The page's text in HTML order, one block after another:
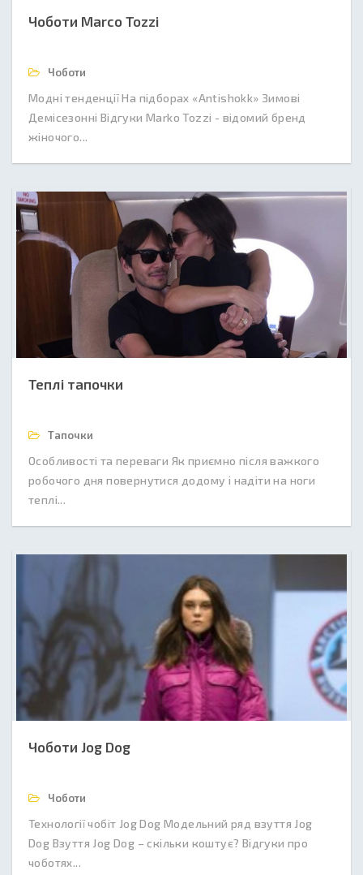
Чоботи Marco Tozzi
Чоботи
Модні тенденції На підборах «Antishokk» Зимові
Демісезонні Відгуки Marko Tozzi - відомий бренд
жіночого...
Теплі тапочки
Тапочки
Особливості та переваги Як приємно після важкого
робочого дня повернутися додому і надіти на ноги
теплі...
Чоботи Jog Dog
Чоботи
Технології чобіт Jog Dog Модельний ряд взуття Jog
Dog Взуття Jog Dog – скільки коштує? Відгуки про
чоботях...